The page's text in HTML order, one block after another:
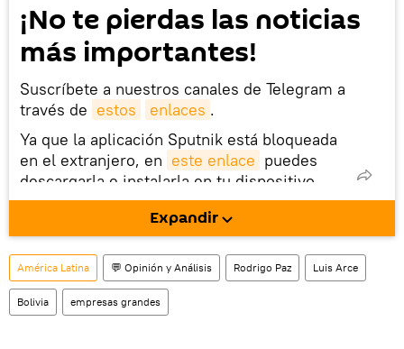
¡No te pierdas las noticias
más importantes!
Suscríbete a nuestros canales de Telegram a
través de estos enlaces .
Ya que la aplicación Sputnik está bloqueada
en el extranjero, en este enlace puedes
descargarla e instalarla en tu dispositivo
móvil (¡solo para Android!).
Expandir
América Latina 💬 Opinión y Análisis Rodrigo Paz Luis Arce
Bolivia empresas grandes